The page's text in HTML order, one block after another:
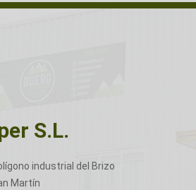
S.L.
industrial del Brizo
Martín